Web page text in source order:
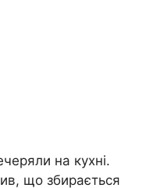
на кухні.
що збирається